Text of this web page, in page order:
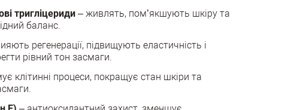
тригліцериди – живлять, пом’якшують шкіру та
баланс.
регенерації, підвищують еластичність і
рівний тон засмаги.
клітинні процеси, покращує стан шкіри та